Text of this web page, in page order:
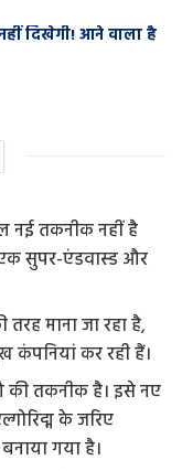
दिखेगी! आने वाला है
नई तकनीक नहीं है
सुपर-एंडवास्ड और
माना जा रहा है,
कंपनियां कर रही हैं।
की तकनीक है। इसे नए
के जरिए
गया है।